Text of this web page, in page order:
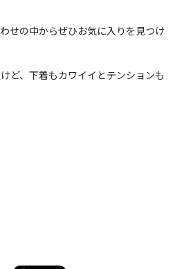
せの中からぜひお気に入りを見つけ
ど、下着もカワイイとテンションも